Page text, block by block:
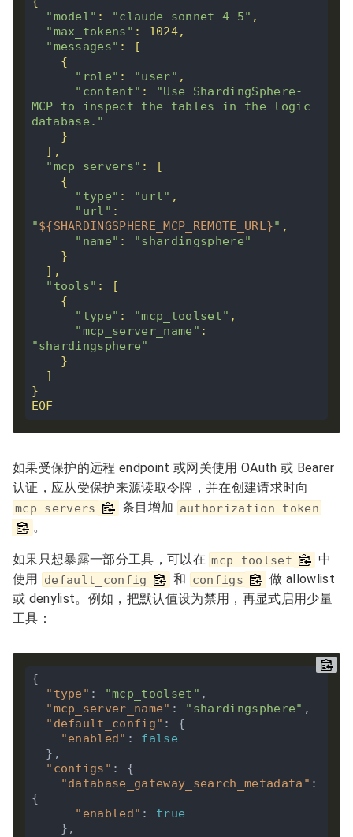
"model" : "claude-sonnet-4-5"
"max_tokens"
"messages"
"role" : "user"
"content" :
"Use ShardingSphere-
MCP to inspect the tables in the logic
database."
"mcp_servers"
"type" : "url"
"url"
"${SHARDINGSPHERE_MCP_REMOTE_URL}"
"name" :
"shardingsphere"
"tools"
"type" : "mcp_toolset"
"mcp_server_name"
"shardingsphere"
EOF
如果受保护的远程 endpoint 或网关使用 OAuth 或 Bearer
认证，应从受保护来源读取令牌，并在创建请求时向
mcp_servers 条目增加 authorization_token
。
如果只想暴露一部分工具，可以在 mcp_toolset
中
使用 default_config 和 configs
做 allowlist
或 denylist。例如，把默认值设为禁用，再显式启用少量
工具：
{
"type" : "mcp_toolset" ,
"mcp_server_name" : "shardingsphere" ,
"default_config" : {
"enabled" : false
"configs" : {
"database_gateway_search_metadata" :
{
"enabled" : true